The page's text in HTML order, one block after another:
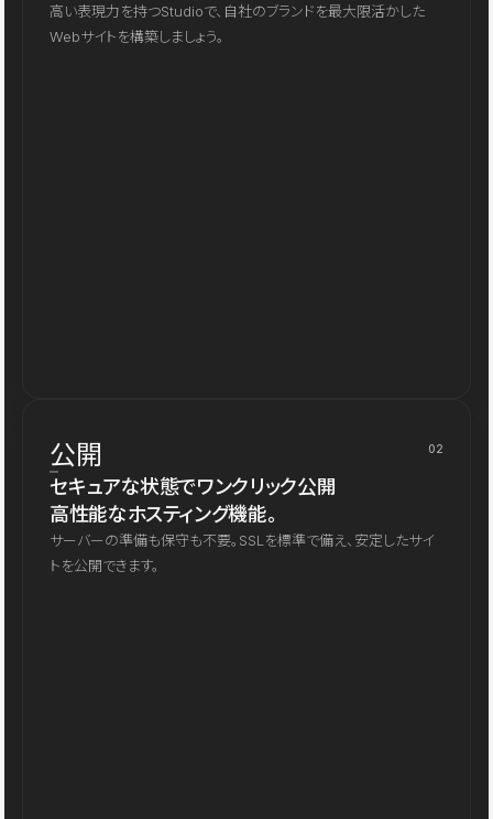
高い表現力を持つStudioで、自社のブランドを最大限活かした
Webサイトを構築しましょう。
公開 02
セキュアな状態でワンクリック公開
高性能なホスティング機能。
サーバーの準備も保守も不要。SSLを標準で備え、安定したサイ
トを公開できます。